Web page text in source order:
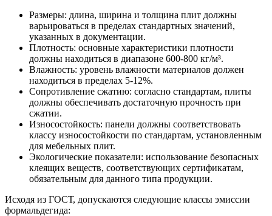
Размеры: длина, ширина и толщина плит должны
варьироваться в пределах стандартных значений,
указанных в документации.
Плотность: основные характеристики плотности
должны находиться в диапазоне 600-800 кг/м³.
Влажность: уровень влажности материалов должен
находиться в пределах 5-12%.
Сопротивление сжатию: согласно стандартам, плиты
должны обеспечивать достаточную прочность при
сжатии.
Износостойкость: панели должны соответствовать
классу износостойкости по стандартам, установленным
для мебельных плит.
Экологические показатели: использование безопасных
клеящих веществ, соответствующих сертификатам,
обязательным для данного типа продукции.
Исходя из ГОСТ, допускаются следующие классы эмиссии
формальдегида: